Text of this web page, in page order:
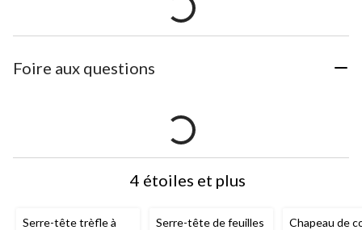
Foire aux questions
4 étoiles et plus
Serre-tête trèfle à
Serre-tête de feuilles
Chapeau de